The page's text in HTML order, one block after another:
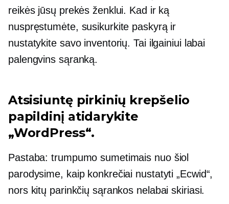
reikės jūsų prekės ženklui. Kad ir ką
nuspręstumėte, susikurkite paskyrą ir
nustatykite savo inventorių. Tai ilgainiui labai
palengvins sąranką.
Atsisiuntę pirkinių krepšelio
papildinį atidarykite
„WordPress“.
Pastaba: trumpumo sumetimais nuo šiol
parodysime, kaip konkrečiai nustatyti „Ecwid“,
nors kitų parinkčių sąrankos nelabai skiriasi.